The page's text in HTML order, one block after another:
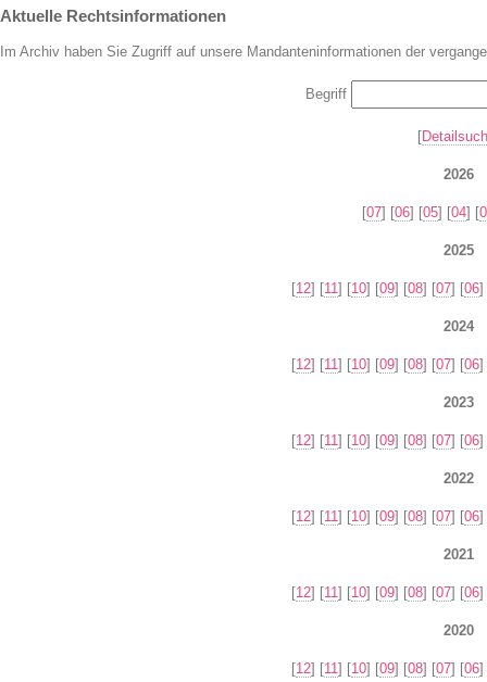
Aktuelle Rechtsinformationen
Im Archiv haben Sie Zugriff auf unsere Mandanteninformationen der
Begriff
[
2026
[07] [06] [05] [04] [
2025
[12] [11] [10] [09] [08] [07] [06]
2024
[12] [11] [10] [09] [08] [07] [06]
2023
[12] [11] [10] [09] [08] [07] [06]
2022
[12] [11] [10] [09] [08] [07] [06]
2021
[12] [11] [10] [09] [08] [07] [06]
2020
[12] [11] [10] [09] [08] [07] [06]